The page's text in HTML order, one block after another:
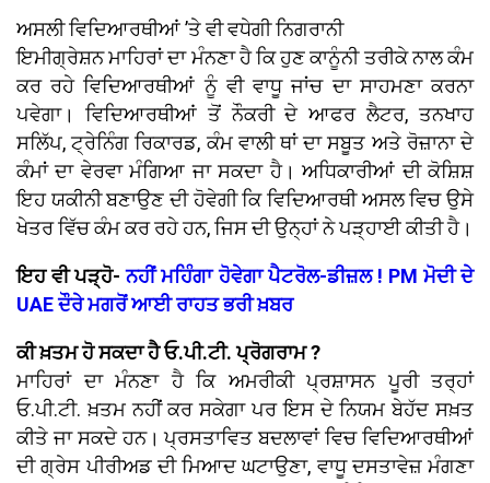
ਅਸਲੀ ਵਿਦਿਆਰਥੀਆਂ ’ਤੇ ਵੀ ਵਧੇਗੀ ਨਿਗਰਾਨੀ
ਇਮੀਗ੍ਰੇਸ਼ਨ ਮਾਹਿਰਾਂ ਦਾ ਮੰਨਣਾ ਹੈ ਕਿ ਹੁਣ ਕਾਨੂੰਨੀ ਤਰੀਕੇ ਨਾਲ ਕੰਮ
ਕਰ ਰਹੇ ਵਿਦਿਆਰਥੀਆਂ ਨੂੰ ਵੀ ਵਾਧੂ ਜਾਂਚ ਦਾ ਸਾਹਮਣਾ ਕਰਨਾ
ਪਵੇਗਾ। ਵਿਦਿਆਰਥੀਆਂ ਤੋਂ ਨੌਕਰੀ ਦੇ ਆਫਰ ਲੈਟਰ, ਤਨਖਾਹ
ਸਲਿੱਪ, ਟ੍ਰੇਨਿੰਗ ਰਿਕਾਰਡ, ਕੰਮ ਵਾਲੀ ਥਾਂ ਦਾ ਸਬੂਤ ਅਤੇ ਰੋਜ਼ਾਨਾ ਦੇ
ਕੰਮਾਂ ਦਾ ਵੇਰਵਾ ਮੰਗਿਆ ਜਾ ਸਕਦਾ ਹੈ। ਅਧਿਕਾਰੀਆਂ ਦੀ ਕੋਸ਼ਿਸ਼
ਇਹ ਯਕੀਨੀ ਬਣਾਉਣ ਦੀ ਹੋਵੇਗੀ ਕਿ ਵਿਦਿਆਰਥੀ ਅਸਲ ਵਿਚ ਉਸੇ
ਖੇਤਰ ਵਿੱਚ ਕੰਮ ਕਰ ਰਹੇ ਹਨ, ਜਿਸ ਦੀ ਉਨ੍ਹਾਂ ਨੇ ਪੜ੍ਹਾਈ ਕੀਤੀ ਹੈ।
ਇਹ ਵੀ ਪੜ੍ਹੋ-ਨਹੀਂ ਮਹਿੰਗਾ ਹੋਵੇਗਾ ਪੈਟਰੋਲ-ਡੀਜ਼ਲ ! PM ਮੋਦੀ ਦੇ
UAE ਦੌਰੇ ਮਗਰੋਂ ਆਈ ਰਾਹਤ ਭਰੀ ਖ਼ਬਰ
ਕੀ ਖ਼ਤਮ ਹੋ ਸਕਦਾ ਹੈ ਓ.ਪੀ.ਟੀ. ਪ੍ਰੋਗਰਾਮ ?
ਮਾਹਿਰਾਂ ਦਾ ਮੰਨਣਾ ਹੈ ਕਿ ਅਮਰੀਕੀ ਪ੍ਰਸ਼ਾਸਨ ਪੂਰੀ ਤਰ੍ਹਾਂ
ਓ.ਪੀ.ਟੀ. ਖ਼ਤਮ ਨਹੀਂ ਕਰ ਸਕੇਗਾ ਪਰ ਇਸ ਦੇ ਨਿਯਮ ਬੇਹੱਦ ਸਖ਼ਤ
ਕੀਤੇ ਜਾ ਸਕਦੇ ਹਨ। ਪ੍ਰਸਤਾਵਿਤ ਬਦਲਾਵਾਂ ਵਿਚ ਵਿਦਿਆਰਥੀਆਂ
ਦੀ ਗ੍ਰੇਸ ਪੀਰੀਅਡ ਦੀ ਮਿਆਦ ਘਟਾਉਣਾ, ਵਾਧੂ ਦਸਤਾਵੇਜ਼ ਮੰਗਣਾ